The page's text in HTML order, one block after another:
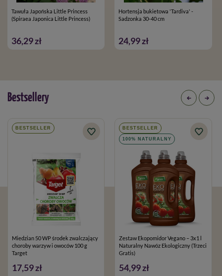
Tawuła Japońska Little Princess
(Spiraea Japonica Little Princess)
36,29 zł
Hortensja bukietowa 'Tardiva' -
Sadzonka 30-40 cm
24,99 zł
Bestsellery
BESTSELLER
Miedzian 50 WP środek zwalczający
choroby warzyw i owoców 100 g
Target
17,59 zł
BESTSELLER
100% NATURALNY
Zestaw Ekopomidor Vegano – 3x1 l
Naturalny Nawóz Ekologiczny (Trzeci
Gratis)
54,99 zł